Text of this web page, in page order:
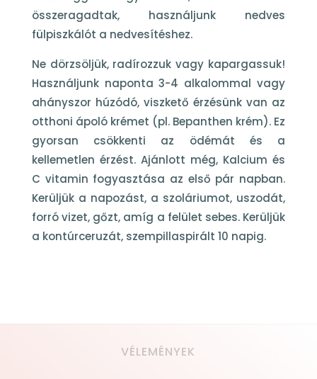
összeragadtak, használjunk nedves
fülpiszkálót a nedvesítéshez.
Ne dörzsöljük, radírozzuk vagy kapargassuk!
Használjunk naponta 3-4 alkalommal vagy
ahányszor húzódó, viszkető érzésünk van az
otthoni ápoló krémet (pl. Bepanthen krém). Ez
gyorsan csökkenti az ödémát és a
kellemetlen érzést. Ajánlott még, Kalcium és
C vitamin fogyasztása az első pár napban.
Kerüljük a napozást, a szoláriumot, uszodát,
forró vizet, gőzt, amíg a felület sebes. Kerüljük
a kontúrceruzát, szempillaspirált 10 napig.
VÉLEMÉNYEK